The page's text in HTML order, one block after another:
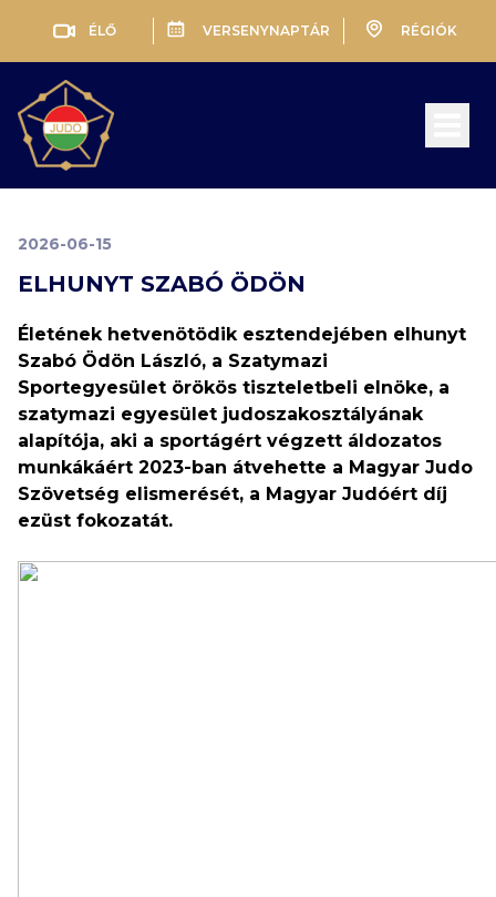
ÉLŐ VERSENYNAPTÁR RÉGIÓK
2026-06-15
ELHUNYT SZABÓ ÖDÖN
Életének hetvenötödik esztendejében elhunyt
Szabó Ödön László, a Szatymazi
Sportegyesület örökös tiszteletbeli elnöke, a
szatymazi egyesület judoszakosztályának
alapítója, aki a sportágért végzett áldozatos
munkákáért 2023-ban átvehette a Magyar Judo
Szövetség elismerését, a Magyar Judóért díj
ezüst fokozatát.